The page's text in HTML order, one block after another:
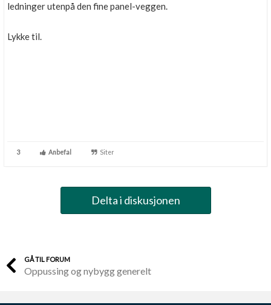
ledninger utenpå den fine panel-veggen.
Lykke til.
3 Anbefal Siter
Delta i diskusjonen
GÅ TIL FORUM
Oppussing og nybygg generelt